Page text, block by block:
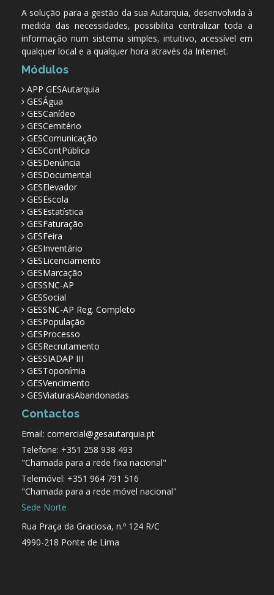
A solução para a gestão da sua Autarquia, desenvolvida à
medida das necessidades, possibilita centralizar toda a
informação num sistema simples, intuitivo, acessível em
qualquer local e a qualquer hora através da Internet.
Módulos
APP GESAutarquia
GESÁgua
GESCanídeo
GESCemitério
GESComunicação
GESContPública
GESDenúncia
GESDocumental
GESElevador
GESEscola
GESEstatística
GESFaturação
GESFeira
GESInventário
GESLicenciamento
GESMarcação
GESSNC-AP
GESSocial
GESSNC-AP Reg. Completo
GESPopulação
GESProcesso
GESRecrutamento
GESSIADAP III
GESToponímia
GESVencimento
GESViaturasAbandonadas
Contactos
Email: comercial@gesautarquia.pt
Telefone: +351 258 938 493
"Chamada para a rede fixa nacional"
Telemóvel: +351 964 791 516
"Chamada para a rede móvel nacional"
Sede Norte
Rua Praça da Graciosa, n.º 124 R/C
4990-218 Ponte de Lima